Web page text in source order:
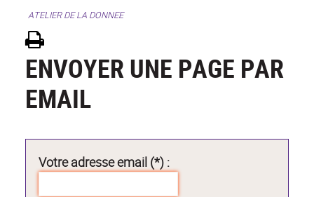
ATELIER DE LA DONNEE
ENVOYER UNE PAGE PAR
EMAIL
Votre adresse email (*) :